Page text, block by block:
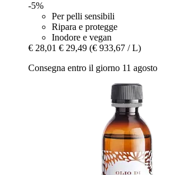
-5%
Per pelli sensibili
Ripara e protegge
Inodore e vegan
€ 28,01 € 29,49 (€ 933,67 / L)
Consegna entro il giorno 11 agosto